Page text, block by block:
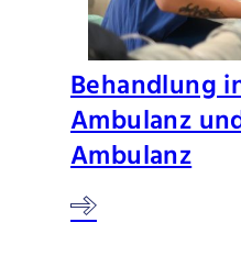
Behandlung
Ambulanz
Ambulanz